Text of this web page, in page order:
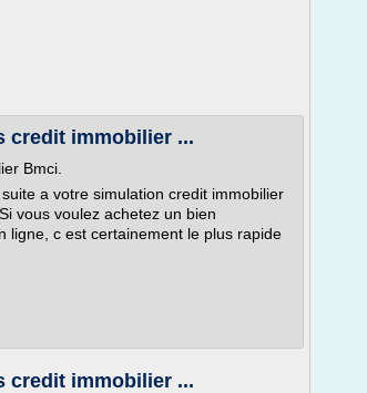
credit immobilier ...
Bmci.
a votre simulation credit immobilier
vous voulez achetez un bien
ligne, c est certainement le plus rapide
credit immobilier ...